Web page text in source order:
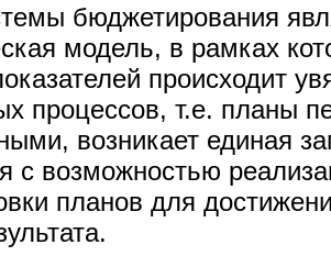
бюджетирования
модель, в рамках
происходит
процессов, т.е. планы
возникает единая
с возможностью
планов для